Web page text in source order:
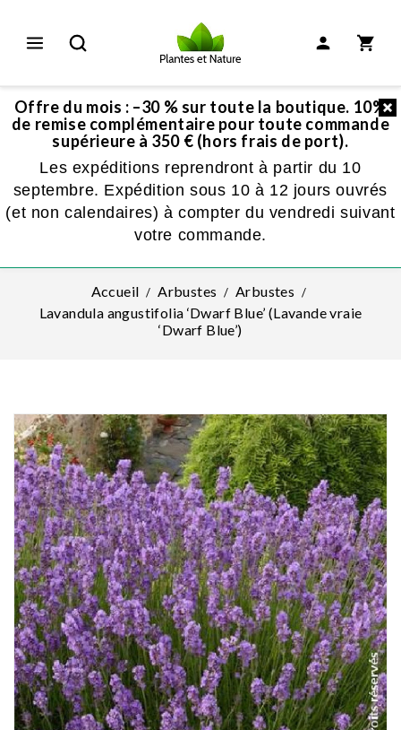
Offre du mois : –30 % sur toute la boutique. 10%
de remise complémentaire pour toute commande
supérieure à 350 € (hors frais de port).
Les expéditions reprendront à partir du 10
septembre. Expédition sous 10 à 12 jours ouvrés
(et non calendaires) à compter du vendredi suivant
votre commande.
Accueil Arbustes
Arbustes
Lavandula angustifolia ‘Dwarf Blue’ (Lavande vraie
‘Dwarf Blue’)